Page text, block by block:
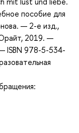
пособие для
— 2-е изд.,
2019. —
ISBN 978-5-534-